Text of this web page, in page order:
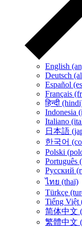
English
Deutsch
Español
Français
हिन्दी
Indonesia
Italiano
日本語
한국어
Polski
Português
Русский
ไทย (thaï)
Türkçe
Tiếng Việt
简体中文
繁體中文